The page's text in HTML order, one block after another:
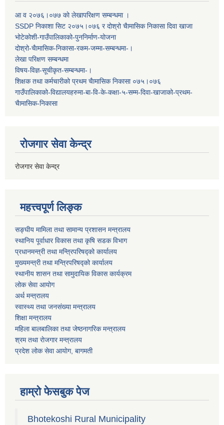
आ व २०७६।०७७ काे लेखापरिक्षण सम्बन्धमा ।
SSDP निकाशा सिट २०७५।०७६ र दोश्रो चैामासिक निकासा दिवा खाजा
भोटेकोशी-गाउँपालिकाको-पुननिर्माण-योजना
दोश्रो-चैामासिक-निकासा-रकम-जम्मा-सम्बन्धमा-।
लेखा परिक्षण सम्बन्धमा
विषय-विज्ञ-सूचीकृत-सम्बन्धमा-।
शिक्षक तथा कर्मचारीको प्रथम च‌ैामासिक निकासा ०७५।०७६
गाउँपालिकाको-विद्यालयहरुमा-बा-वि-के-कक्षा-५-सम्म-दिवा-खाजाको-प्रथम-
चैामासिक-निकासा
रोजगार सेवा केन्द्र
रोजगार सेवा केन्द्र
महत्त्वपूर्ण लिङ्क
सङ्घीय मामिला तथा सामान्य प्रशासन मन्त्रालय
स्थानिय पूर्वाधार विकास तथा कृषि सडक विभाग
प्रधानमन्त्री तथा मन्त्रिपरिषद्को कार्यालय
मुख्यमन्त्री तथा मन्त्रिपरिषद्को कार्यालय
स्थानीय शासन तथा सामुदायिक विकास कार्यक्रम
लोक सेवा आयोग
अर्थ मन्त्रालय
स्वास्थ्य तथा जनस‌ंख्या मन्त्रालय
शिक्षा मन्त्रालय
महिला बालबालिका तथा जेष्ठनागरिक मन्त्रालय
श्रम तथा राेजगार मन्त्रालय
प्रदेश लोक सेवा आयाेग, बागमती
हाम्रो फेसबुक पेज
Bhotekoshi Rural Municipality